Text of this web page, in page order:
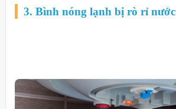
3. Bình nóng lạnh bị rò rỉ nước